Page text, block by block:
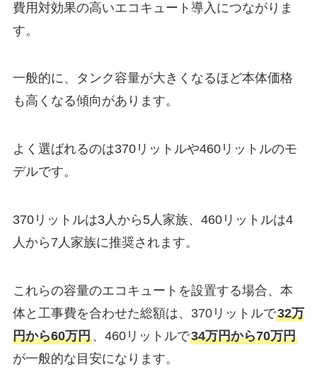
費用対効果の高いエコキュート導入につながりま
す。
一般的に、タンク容量が大きくなるほど本体価格
も高くなる傾向があります。
よく選ばれるのは370リットルや460リットルのモ
デルです。
370リットルは3人から5人家族、460リットルは4
人から7人家族に推奨されます。
これらの容量のエコキュートを設置する場合、本
体と工事費を合わせた総額は、370リットルで32万
円から60万円、460リットルで34万円から70万円
が一般的な目安になります。